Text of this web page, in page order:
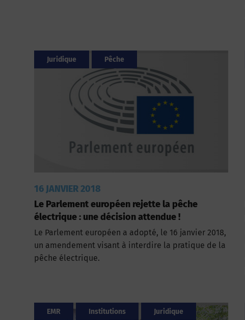
Juridique Pêche
16 JANVIER 2018
Le Parlement européen rejette la pêche
électrique : une décision attendue !
Le Parlement européen a adopté, le 16 janvier 2018,
un amendement visant à interdire la pratique de la
pêche électrique.
EMR Institutions Juridique